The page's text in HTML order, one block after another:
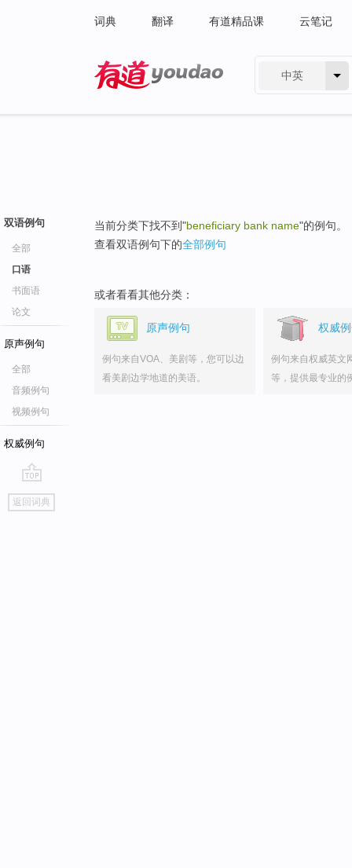
词典 翻译 有道精品课 云笔记
中英
双语例句
全部
口语
书面语
论文
原声例句
全部
音频例句
视频例句
权威例句
go
top
返回词典
当前分类下找不到"beneficiary bank name"的例句。
查看双语例句下的全部例句
或者看看其他分类：
原声例句
例句来自VOA、美剧等，您可以边
看美剧边学地道的美语。
权威
例句来自权威英文
等，提供最专业的